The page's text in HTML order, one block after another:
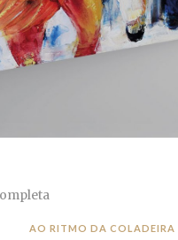
AO RITMO DA COLADEIRA